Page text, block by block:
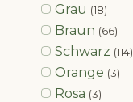
Grau (18)
Braun (66)
Schwarz (114)
Orange (3)
Rosa (3)